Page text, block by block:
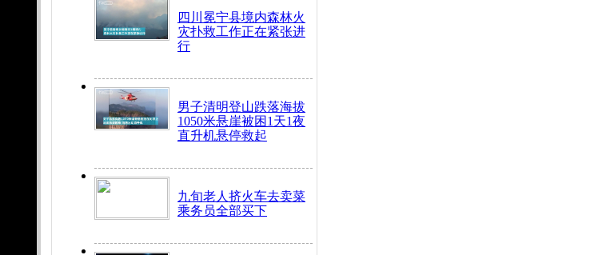
四川冕宁县境内森林火
灾扑救工作正在紧张进
行
男子清明登山跌落海拔
1050米悬崖被困1天1夜
直升机悬停救起
九旬老人挤火车去卖菜
乘务员全部买下